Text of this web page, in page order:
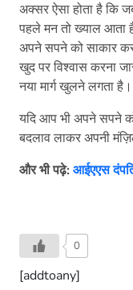
अक्सर ऐसा होता है कि
पहले मन तो ख्याल आता
अपने सपने को साकार
खुद पर विश्वास करना
नया मार्ग खुलने लगता है।
यदि आप भी अपने सपने
बदलाव लाकर अपनी
और भी पढ़े: आईएएस
0
[addtoany]